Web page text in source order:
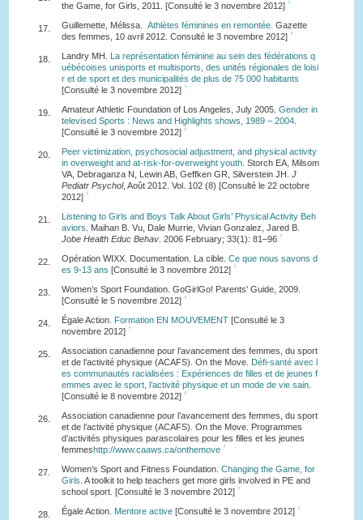
the Game, for Girls, 2011. [Consulté le 3 novembre 2012] ↑
17. Guillemette, Mélissa. Athlètes féminines en remontée. Gazette
des femmes, 10 avril 2012. Consulté le 3 novembre 2012] ↑
18. Landry MH.
La représentation féminine au sein des fédérations q
uébécoises unisports et multisports, des unités régionales de loisi
r et de sport et des municipalités de plus de 75 000 habitants
[Consulté le 3 novembre 2012] ↑
19. Amateur Athletic Foundation of Los Angeles, July 2005. Gender in
televised Sports : News and Highlights shows, 1989 – 2004.
[Consulté le 3 novembre 2012] ↑
20.
Peer victimization, psychosocial adjustment, and physical activity
in overweight and at-risk-for-overweight youth. Storch EA, Milsom
VA, Debraganza N, Lewin AB, Geffken GR, Silverstein JH. J
Pediatr Psychol, Août 2012. Vol. 102 (8) [Consulté le 22 octobre
2012] ↑
21.
Listening to Girls and Boys Talk About Girls’ Physical Activity Beh
aviors . Maihan B. Vu, Dale Murrie, Vivian Gonzalez, Jared B.
Jobe Health Educ Behav. 2006 February; 33(1): 81–96 ↑
22. Opération WIXX. Documentation. La cible. Ce que nous savons d
es 9-13 ans [Consulté le 3 novembre 2012] ↑
23.
Women’s Sport Foundation. GoGirlGo! Parents' Guide, 2009.
[Consulté le 5 novembre 2012] ↑
24. Égale Action. Formation EN MOUVEMENT[Consulté le 3
novembre 2012] ↑
25.
Association canadienne pour l’avancement des femmes, du sport
et de l’activité physique (ACAFS). On the Move. Défi-santé avec l
es communautés racialisées : Expériences de filles et de jeunes f
emmes avec le sport, l’activité physique et un mode de vie sain.
[Consulté le 8 novembre 2012] ↑
26.
Association canadienne pour l’avancement des femmes, du sport
et de l’activité physique (ACAFS). On the Move. Programmes
d’activités physiques parascolaires pour les filles et les jeunes
femmeshttp://www.caaws.ca/onthemove ↑
27. Women’s Sport and Fitness Foundation. Changing the Game, for
Girls . A toolkit to help teachers get more girls involved in PE and
school sport. [Consulté le 3 novembre 2012] ↑
28. Égale Action. Mentore active[Consulté le 3 novembre 2012] ↑